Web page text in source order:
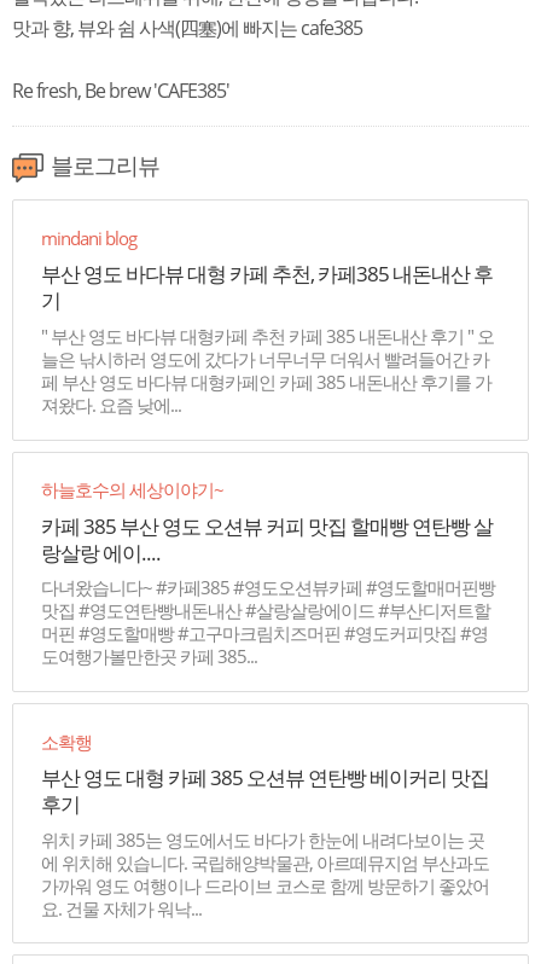
맛과 향, 뷰와 쉼 사색(四塞)에 빠지는 cafe385
Re fresh, Be brew 'CAFE385'
블로그리뷰
mindani blog
부산 영도 바다뷰 대형 카페 추천, 카페385 내돈내산 후
기
" 부산 영도 바다뷰 대형카페 추천 카페 385 내돈내산 후기 " 오
늘은 낚시하러 영도에 갔다가 너무너무 더워서 빨려들어간 카
페 부산 영도 바다뷰 대형카페인 카페 385 내돈내산 후기를 가
져왔다. 요즘 낮에...
하늘호수의 세상이야기~
카페 385 부산 영도 오션뷰 커피 맛집 할매빵 연탄빵 살
랑살랑 에이....
다녀왔습니다~ #카페385 #영도오션뷰카페 #영도할매머핀빵
맛집 #영도연탄빵내돈내산 #살랑살랑에이드 #부산디저트할
머핀 #영도할매빵 #고구마크림치즈머핀 #영도커피맛집 #영
도여행가볼만한곳 카페 385...
소확행
부산 영도 대형 카페 385 오션뷰 연탄빵 베이커리 맛집
후기
위치 카페 385는 영도에서도 바다가 한눈에 내려다보이는 곳
에 위치해 있습니다. 국립해양박물관, 아르떼뮤지엄 부산과도
가까워 영도 여행이나 드라이브 코스로 함께 방문하기 좋았어
요. 건물 자체가 워낙...